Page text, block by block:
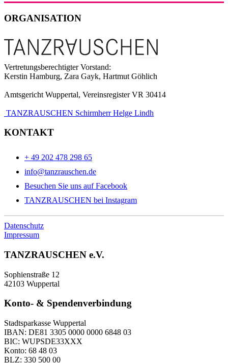
ORGANISATION
Vertretungsberechtigter Vorstand:
Kerstin Hamburg, Zara Gayk, Hartmut Göhlich
Amtsgericht Wuppertal, Vereinsregister VR 30414
TANZRAUSCHEN Schirmherr Helge Lindh
KONTAKT
+ 49 202 478 298 65
info@tanzrauschen.de
Besuchen Sie uns auf Facebook
TANZRAUSCHEN bei Instagram
Datenschutz
Impressum
TANZRAUSCHEN e.V.
Sophienstraße 12
42103 Wuppertal
Konto- & Spendenverbindung
Stadtsparkasse Wuppertal
IBAN: DE81 3305 0000 0000 6848 03
BIC: WUPSDE33XXX
Konto: 68 48 03
BLZ: 330 500 00